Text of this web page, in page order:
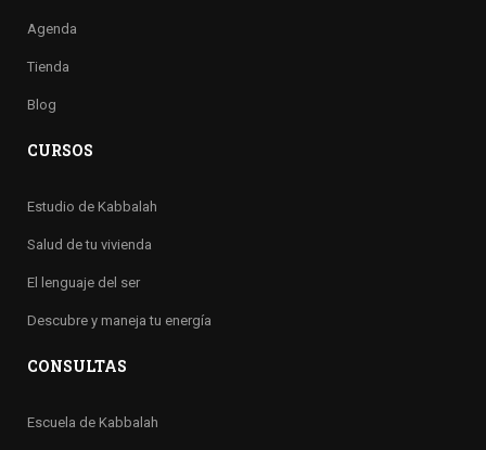
Agenda
Tienda
Blog
CURSOS
Estudio de Kabbalah
Salud de tu vivienda
El lenguaje del ser
Descubre y maneja tu energía
CONSULTAS
Escuela de Kabbalah